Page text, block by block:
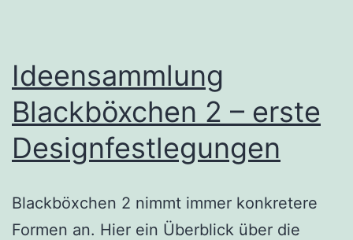
Ideensammlung
Blackböxchen 2 – erste
Designfestlegungen
Blackböxchen 2 nimmt immer konkretere
Formen an. Hier ein Überblick über die